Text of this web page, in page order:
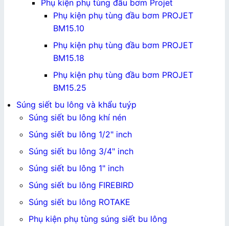
Phụ kiện phụ tùng đầu bơm Projet
Phụ kiện phụ tùng đầu bơm PROJET
BM15.10
Phụ kiện phụ tùng đầu bơm PROJET
BM15.18
Phụ kiện phụ tùng đầu bơm PROJET
BM15.25
Súng siết bu lông và khẩu tuýp
Súng siết bu lông khí nén
Súng siết bu lông 1/2" inch
Súng siết bu lông 3/4" inch
Súng siết bu lông 1" inch
Súng siết bu lông FIREBIRD
Súng siết bu lông ROTAKE
Phụ kiện phụ tùng súng siết bu lông